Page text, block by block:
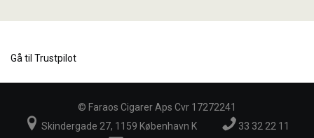
Gå til Trustpilot
© Faraos Cigarer Aps Cvr 17272241
Skindergade 27, 1159 København K
33 32 22 11